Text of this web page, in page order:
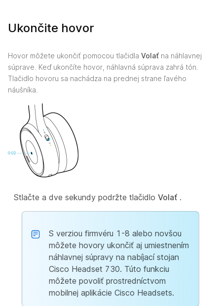
Ukončite hovor
Hovor môžete ukončiť pomocou tlačidla Volať na náhlavnej
súprave. Keď ukončíte hovor, náhlavná súprava zahrá tón.
Tlačidlo hovoru sa nachádza na prednej strane ľavého
náušníka.
Stlačte a dve sekundy podržte tlačidlo Volať .
S verziou firmvéru 1-8 alebo novšou
môžete hovory ukončiť aj umiestnením
náhlavnej súpravy na nabíjací stojan
Cisco Headset 730. Túto funkciu
môžete povoliť prostredníctvom
mobilnej aplikácie Cisco Headsets.